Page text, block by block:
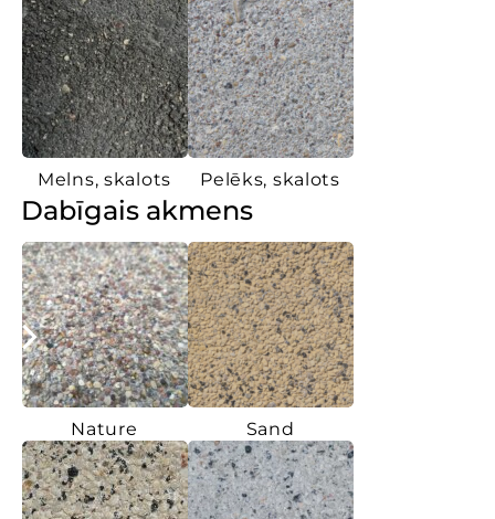
Melns, skalots Pelēks, skalots
Dabīgais akmens
Nature Sand